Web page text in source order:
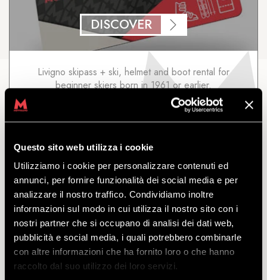
Questo sito web utilizza i cookie
Utilizziamo i cookie per personalizzare contenuti ed
annunci, per fornire funzionalità dei social media e per
analizzare il nostro traffico. Condividiamo inoltre
informazioni sul modo in cui utilizza il nostro sito con i
nostri partner che si occupano di analisi dei dati web,
pubblicità e social media, i quali potrebbero combinarle
con altre informazioni che ha fornito loro o che hanno
raccolto dal suo utilizzo dei loro servizi.
DISCOVER
Livigno skipass + ski, helmet and boot rental for
beginner skiers born in 1961 or earlier.
WINTER ALL INCLUSIVE SKI
SENIOR PREMIUM
DISCOVER